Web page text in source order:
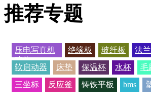
推荐专题
压电写真机
喷头
绝缘板 玻纤板 法
软启动器
床垫 保温杯 水杯 毛
三坐标
反应釜 铸铁平板 bms